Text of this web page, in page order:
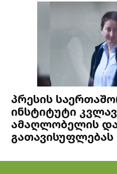
პრესის
ინსტიტუტი
ამაღლობელის
გათავისუფლებას